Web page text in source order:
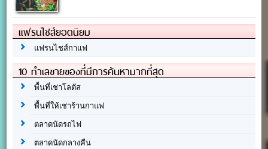
แฟรนไชส์ยอดนิยม
แฟรนไชส์กาแฟ
10 ทำเลขายของที่มีการค้นหามากที่สุด
พื้นที่เช่าโลตัส
พื้นที่ให้เช่าร้านกาแฟ
ตลาดนัดรถไฟ
ตลาดนัดกลางคืน